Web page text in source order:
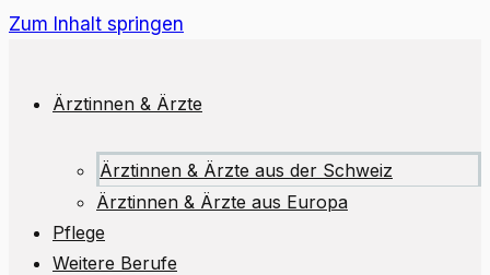
Zum Inhalt springen
Ärztinnen & Ärzte
Ärztinnen & Ärzte aus der Schweiz
Ärztinnen & Ärzte aus Europa
Pflege
Weitere Berufe